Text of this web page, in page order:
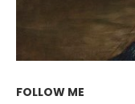
FOLLOW ME